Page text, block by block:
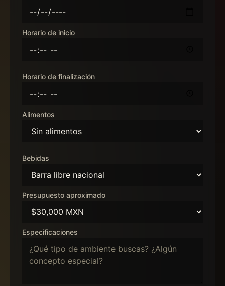
Horario de inicio
Horario de finalización
Alimentos
Bebidas
Presupuesto aproximado
Especificaciones